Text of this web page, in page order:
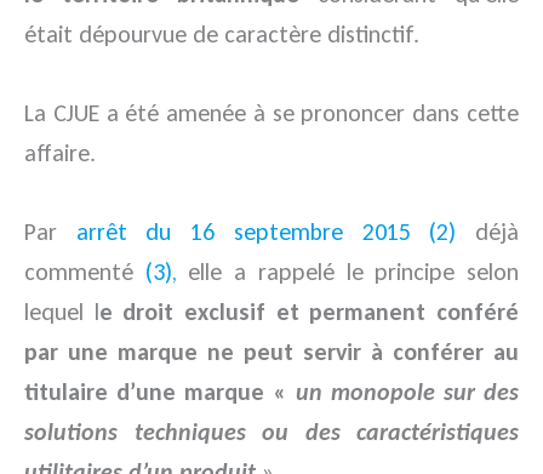
était dépourvue de caractère distinctif.
La CJUE a été amenée à se prononcer dans cette
affaire.
Par arrêt du 16 septembre 2015 (2) déjà
commenté (3), elle a rappelé le principe selon
lequel le droit exclusif et permanent conféré
par une marque ne peut servir à conférer au
titulaire d’une marque « un monopole sur des
solutions techniques ou des caractéristiques